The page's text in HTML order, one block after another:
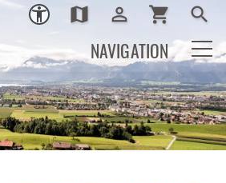
Ortsplan
map Login
person_outline shopping_cart search
NAVIGATION